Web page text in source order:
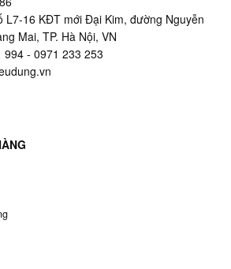
L7-16 KĐT mới Đại Kim, đường Nguyễn
Mai, TP. Hà Nội, VN
- 0971 233 253